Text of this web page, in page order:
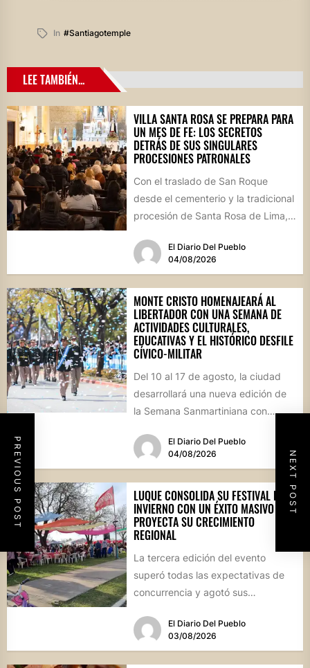
In #santiagotemple
PREVIOUS POST NEXT POST
LEE TAMBIÉN...
VILLA SANTA ROSA SE PREPARA PARA
UN MES DE FE: LOS SECRETOS
DETRÁS DE SUS SINGULARES
PROCESIONES PATRONALES
Con el traslado de San Roque
desde el cementerio y la tradicional
procesión de Santa Rosa de Lima,
El Diario Del Pueblo
04/08/2026
MONTE CRISTO HOMENAJEARÁ AL
LIBERTADOR CON UNA SEMANA DE
ACTIVIDADES CULTURALES,
EDUCATIVAS Y EL HISTÓRICO DESFILE
CÍVICO-MILITAR
Del 10 al 17 de agosto, la ciudad
desarrollará una nueva edición de
la Semana Sanmartiniana con
El Diario Del Pueblo
04/08/2026
LUQUE CONSOLIDA SU FESTIVAL DE
INVIERNO CON UN ÉXITO MASIVO Y
PROYECTA SU CRECIMIENTO
REGIONAL
La tercera edición del evento
superó todas las expectativas de
concurrencia y agotó sus
marco, el...El Diario Del Pueblo
03/08/2026